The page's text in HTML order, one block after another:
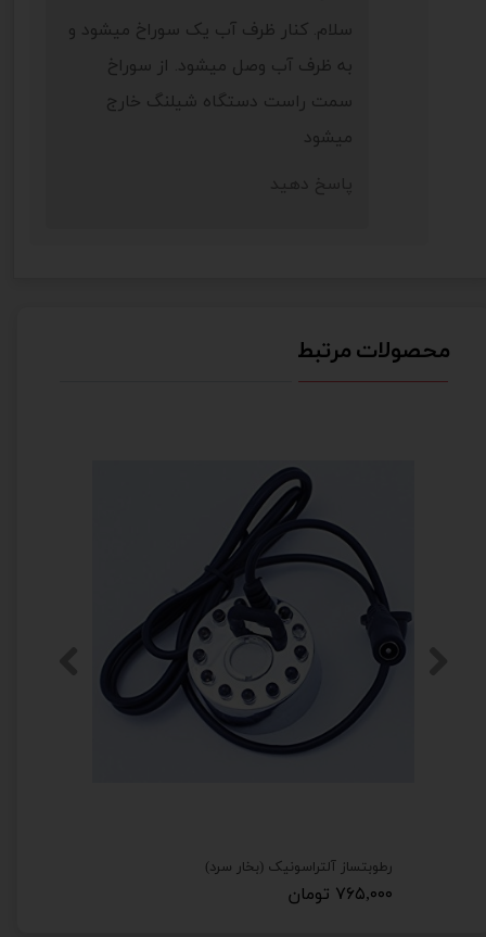
★
★★ ★
سلام. کنار ظرف آب یک سوراخ میشود و
به ظرف آب وصل میشود. از سوراخ
سمت راست دستگاه شیلنگ خارج
میشود
پاسخ دهید
محصولات مرتبط
رطوبتساز آلتراسونیک (بخار سرد)
۷۶۵,۰۰۰ تومان